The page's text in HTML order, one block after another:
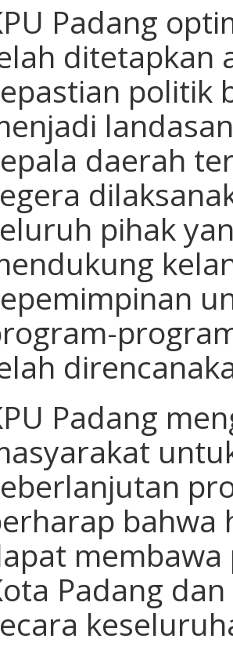
Padang
ditetapkan
politik
daerah
pihak
Padang
bahwa
Padang